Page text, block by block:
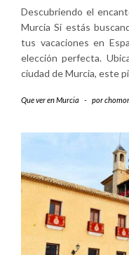
Descubriendo el
Murcia Si estás
tus vacaciones en
elección perfecta.
ciudad de Murcia, este
Que ver en Murcia - por